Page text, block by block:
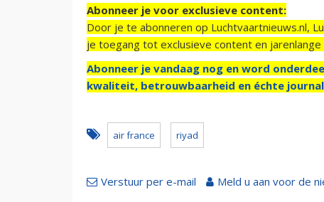
Abonneer je voor exclusieve content:
Door je te abonneren op Luchtvaartnieuws.nl,
je toegang tot exclusieve content en
Abonneer je vandaag nog en word
kwaliteit, betrouwbaarheid en échte
air france riyad
Verstuur per e-mail Meld u aan voor de